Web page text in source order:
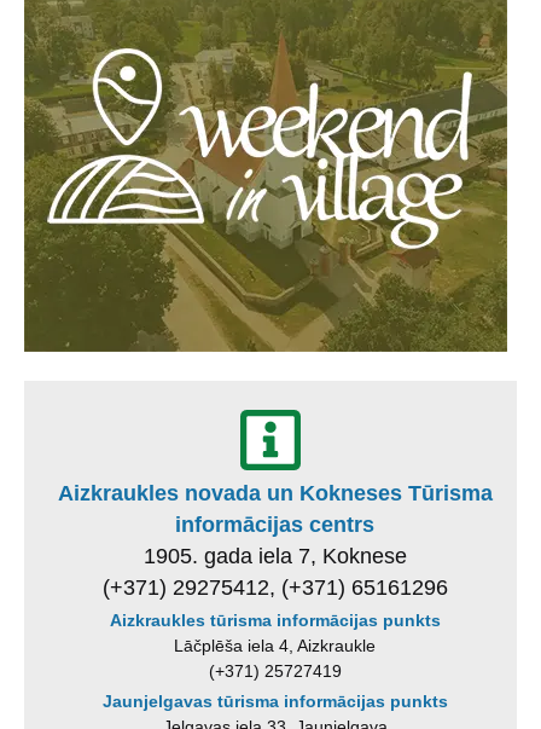
Aizkraukles novada un Kokneses Tūrisma
informācijas centrs
1905. gada iela 7, Koknese
(+371) 29275412, (+371) 65161296
Aizkraukles tūrisma informācijas punkts
Lāčplēša iela 4, Aizkraukle
(+371) 25727419
Jaunjelgavas tūrisma informācijas punkts